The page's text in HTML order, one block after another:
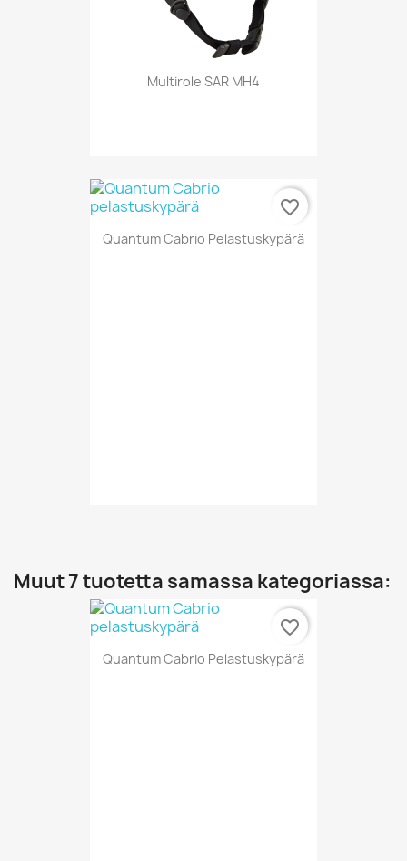
Multirole SAR MH4
Quantum Cabrio Pelastuskypärä
favorite_border
Muut 7 tuotetta samassa kategoriassa:
Quantum Cabrio Pelastuskypärä
favorite_border